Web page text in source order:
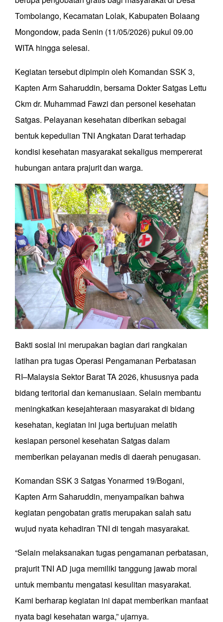
Tombolango, Kecamatan Lolak, Kabupaten Bolaang
Mongondow, pada Senin (11/05/2026) pukul 09.00
WITA hingga selesai.
Kegiatan tersebut dipimpin oleh Komandan SSK 3,
Kapten Arm Saharuddin, bersama Dokter Satgas Lettu
Ckm dr. Muhammad Fawzi dan personel kesehatan
Satgas. Pelayanan kesehatan diberikan sebagai
bentuk kepedulian TNI Angkatan Darat terhadap
kondisi kesehatan masyarakat sekaligus mempererat
hubungan antara prajurit dan warga.
Bakti sosial ini merupakan bagian dari rangkaian
latihan pra tugas Operasi Pengamanan Perbatasan
RI–Malaysia Sektor Barat TA 2026, khususnya pada
bidang teritorial dan kemanusiaan. Selain membantu
meningkatkan kesejahteraan masyarakat di bidang
kesehatan, kegiatan ini juga bertujuan melatih
kesiapan personel kesehatan Satgas dalam
memberikan pelayanan medis di daerah penugasan.
Komandan SSK 3 Satgas Yonarmed 19/Bogani,
Kapten Arm Saharuddin, menyampaikan bahwa
kegiatan pengobatan gratis merupakan salah satu
wujud nyata kehadiran TNI di tengah masyarakat.
“Selain melaksanakan tugas pengamanan perbatasan,
prajurit TNI AD juga memiliki tanggung jawab moral
untuk membantu mengatasi kesulitan masyarakat.
Kami berharap kegiatan ini dapat memberikan manfaat
nyata bagi kesehatan warga,” ujarnya.